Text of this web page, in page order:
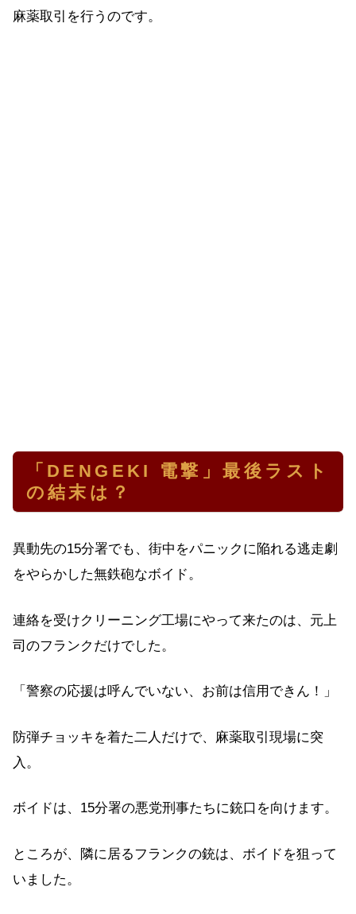
麻薬取引を行うのです。
「DENGEKI 電撃」最後ラスト
の結末は？
異動先の15分署でも、街中をパニックに陥れる逃走劇
をやらかした無鉄砲なボイド。
連絡を受けクリーニング工場にやって来たのは、元上
司のフランクだけでした。
「警察の応援は呼んでいない、お前は信用できん！」
防弾チョッキを着た二人だけで、麻薬取引現場に突
入。
ボイドは、15分署の悪党刑事たちに銃口を向けます。
ところが、隣に居るフランクの銃は、ボイドを狙って
いました。